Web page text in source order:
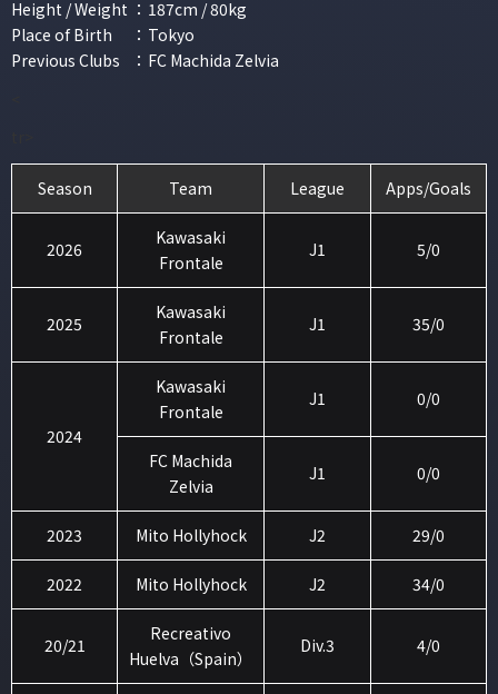
Height / Weight ： 187cm / 80kg
Place of Birth
： Tokyo
Previous Clubs
： FC Machida Zelvia
Season Team League Apps/Goals
2026
Kawasaki
Frontale
J1 5/0
2025
Kawasaki
Frontale
J1 35/0
2024
Kawasaki
Frontale
J1 0/0
FC Machida
Zelvia
J1 0/0
2023 Mito Hollyhock J2 29/0
2022 Mito Hollyhock J2 34/0
20/21
Recreativo
Huelva（Spain）
Div.3 4/0